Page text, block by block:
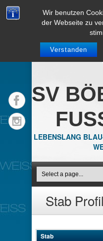
Wir benutzen
der Webseite zu
Verstanden
SV
LEBENSLANG
Stab Profil
Stab